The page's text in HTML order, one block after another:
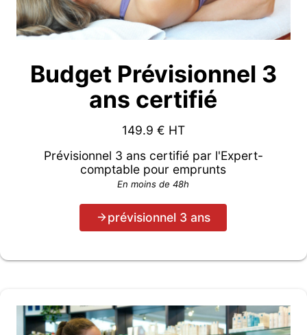
Budget Prévisionnel 3
ans certifié
149.9 € HT
Prévisionnel 3 ans certifié par l'Expert-
comptable pour emprunts
En moins de 48h
prévisionnel 3 ans